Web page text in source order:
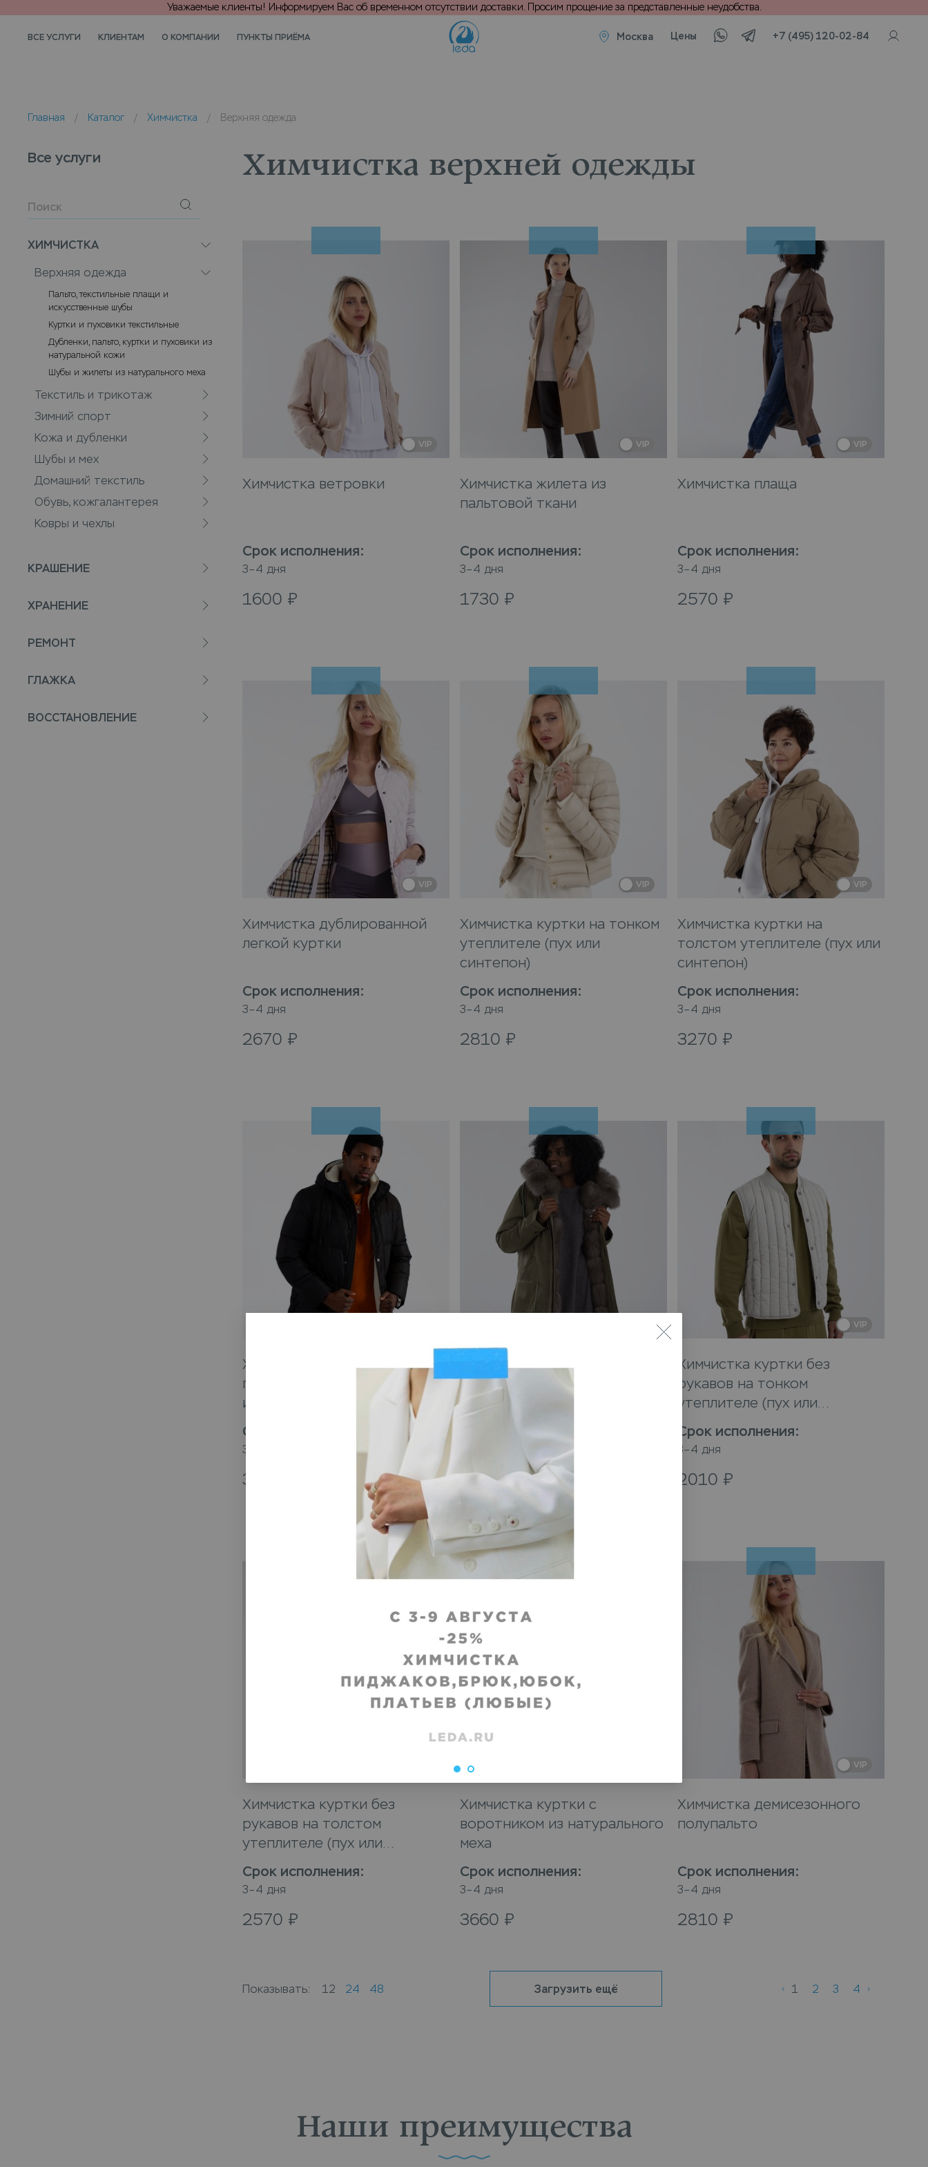
Уважаемые клиенты! Информируем Вас об временном отсутствии доставки. Просим прощение за представленные неудобства.
ВСЕ УСЛУГИ КЛИЕНТАМ О КОМПАНИИ ПУНКТЫ ПРИЁМА Москва Цены +7 (495) 120-02-84
Главная / Каталог / Химчистка / Верхняя одежда
Все услуги
ХИМЧИСТКА
Верхняя одежда
Пальто, текстильные плащи и
искусственные шубы
Куртки и пуховики текстильные
Дубленки, пальто, куртки и пуховики из
натуральной кожи
Шубы и жилеты из натурального меха
Текстиль и трикотаж
Зимний спорт
Кожа и дубленки
Шубы и мех
Домашний текстиль
Обувь, кожгалантерея
Ковры и чехлы
КРАШЕНИЕ
ХРАНЕНИЕ
РЕМОНТ
ГЛАЖКА
ВОССТАНОВЛЕНИЕ
Химчистка верхней одежды
VIP
Химчистка ветровки
Срок исполнения:
3–4 дня
1600 ₽
VIP
Химчистка жилета из
пальтовой ткани
Срок исполнения:
3–4 дня
1730 ₽
VIP
Химчистка плаща
Срок исполнения:
3–4 дня
2570 ₽
VIP
Химчистка дублированной
легкой куртки
Срок исполнения:
3–4 дня
2670 ₽
VIP
Химчистка куртки на тонком
утеплителе (пух или
синтепон)
Срок исполнения:
3–4 дня
2810 ₽
VIP
Химчистка куртки на
толстом утеплителе (пух или
синтепон)
Срок исполнения:
3–4 дня
3270 ₽
Химчистка зимней куртки с
подкладкой из
искусственного меха
Срок исполнения
3–4 дня
3660
Химчистка куртки с
подкладом из натурального
Срок исполнения
4570 ₽
VIP
Химчистка куртки без
рукавов на тонком
утеплителе (пух или
синтепон)
Срок исполнения:
3–4 дня
2010 ₽
Химчистка куртки без
рукавов на толстом
утеплителе (пух или
синтепон)
Срок исполнения:
3–4 дня
2570 ₽
Химчистка куртки с
воротником из натурального
меха
Срок исполнения:
3–4 дня
3660 ₽
VIP
Химчистка демисезонного
полупальто
Срок исполнения:
3–4 дня
2810 ₽
Показывать: 12 24 48 Загрузить ещё 1 2 3 4
Наши преимущества